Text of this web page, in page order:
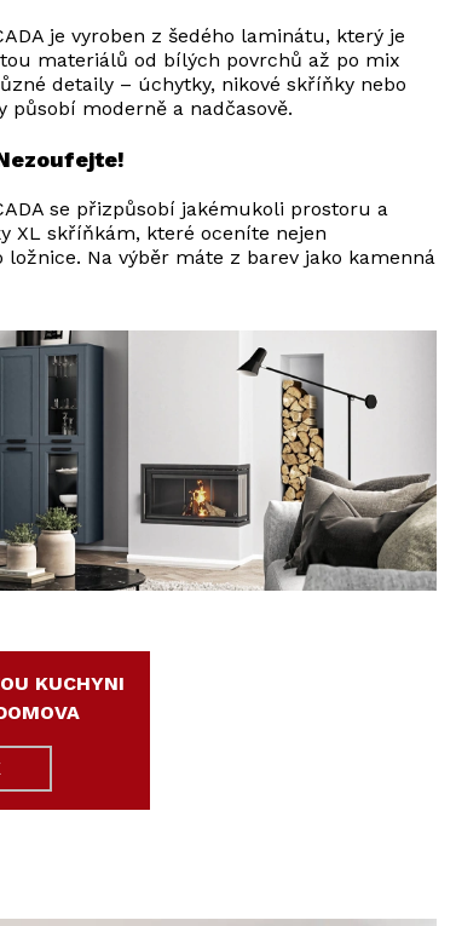
je vyroben z šedého laminátu, který je
materiálů od bílých povrchů až po mix
detaily – úchytky, nikové skříňky nebo
působí moderně a nadčasově.
se přizpůsobí jakémukoli prostoru a
XL skříňkám, které oceníte nejen
Na výběr máte z barev jako kamenná
KUCHYNI